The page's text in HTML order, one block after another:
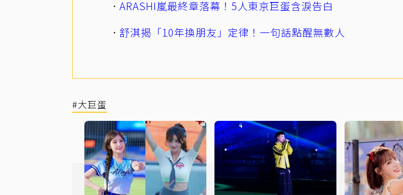
ARASHI嵐最終章落幕！5人東京巨蛋含淚告白
舒淇揭「10年換朋友」定律！一句話點醒無數人
#大巨蛋